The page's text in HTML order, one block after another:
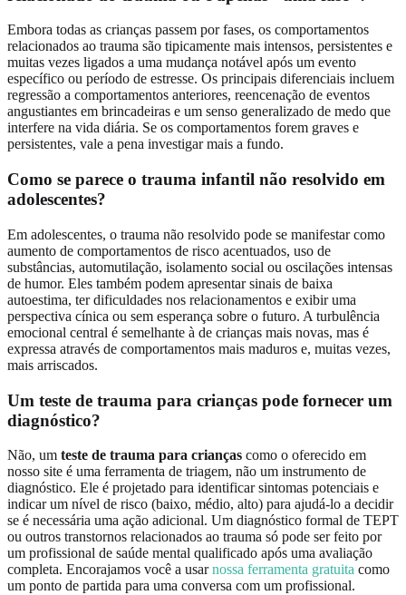
Embora todas as crianças passem por fases, os comportamentos
relacionados ao trauma são tipicamente mais intensos, persistentes e
muitas vezes ligados a uma mudança notável após um evento
específico ou período de estresse. Os principais diferenciais incluem
regressão a comportamentos anteriores, reencenação de eventos
angustiantes em brincadeiras e um senso generalizado de medo que
interfere na vida diária. Se os comportamentos forem graves e
persistentes, vale a pena investigar mais a fundo.
Como se parece o trauma infantil não resolvido em
adolescentes?
Em adolescentes, o trauma não resolvido pode se manifestar como
aumento de comportamentos de risco acentuados, uso de
substâncias, automutilação, isolamento social ou oscilações intensas
de humor. Eles também podem apresentar sinais de baixa
autoestima, ter dificuldades nos relacionamentos e exibir uma
perspectiva cínica ou sem esperança sobre o futuro. A turbulência
emocional central é semelhante à de crianças mais novas, mas é
expressa através de comportamentos mais maduros e, muitas vezes,
mais arriscados.
Um teste de trauma para crianças pode fornecer um
diagnóstico?
Não, um teste de trauma para crianças como o oferecido em
nosso site é uma ferramenta de triagem, não um instrumento de
diagnóstico. Ele é projetado para identificar sintomas potenciais e
indicar um nível de risco (baixo, médio, alto) para ajudá-lo a decidir
se é necessária uma ação adicional. Um diagnóstico formal de TEPT
ou outros transtornos relacionados ao trauma só pode ser feito por
um profissional de saúde mental qualificado após uma avaliação
completa. Encorajamos você a usarnossa ferramenta gratuita como
um ponto de partida para uma conversa com um profissional.